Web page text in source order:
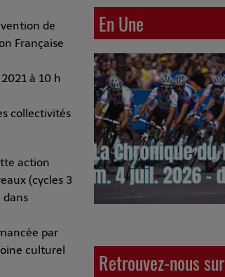
de
Française
à 10 h
collectivités
action
(cycles 3
dans
par
culturel
En Une
Retrouvez-nous sur